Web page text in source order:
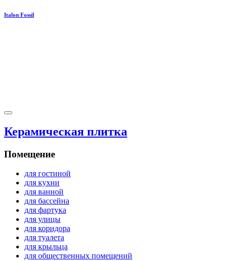
Italon Fossil
Керамическая плитка
Помещение
для гостиной
для кухни
для ванной
для бассейна
для фартука
для улицы
для коридора
для туалета
для крыльца
для общественных помещений